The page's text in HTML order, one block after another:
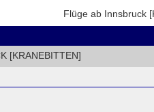
Flüge ab Innsbruck
[KRANEBITTEN]